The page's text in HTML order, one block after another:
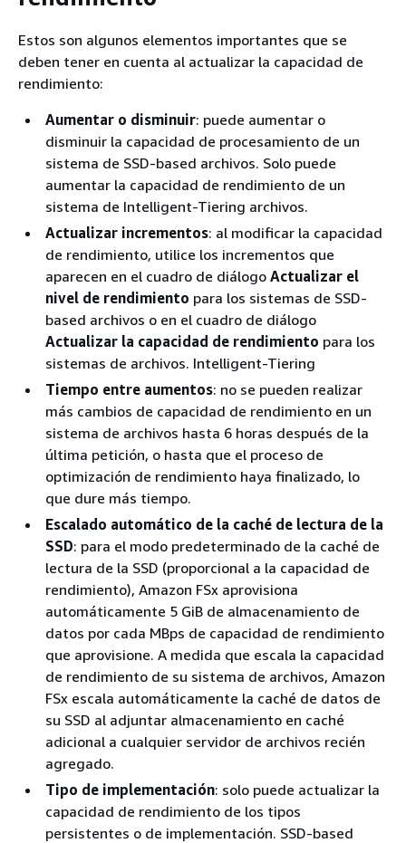
Estos son algunos elementos importantes que se
deben tener en cuenta al actualizar la capacidad de
rendimiento:
Aumentar o disminuir: puede aumentar o
disminuir la capacidad de procesamiento de un
sistema de SSD-based archivos. Solo puede
aumentar la capacidad de rendimiento de un
sistema de Intelligent-Tiering archivos.
Actualizar incrementos: al modificar la capacidad
de rendimiento, utilice los incrementos que
aparecen en el cuadro de diálogo Actualizar el
nivel de rendimiento para los sistemas de SSD-
based archivos o en el cuadro de diálogo
Actualizar la capacidad de rendimiento para los
sistemas de archivos. Intelligent-Tiering
Tiempo entre aumentos: no se pueden realizar
más cambios de capacidad de rendimiento en un
sistema de archivos hasta 6 horas después de la
última petición, o hasta que el proceso de
optimización de rendimiento haya finalizado, lo
que dure más tiempo.
Escalado automático de la caché de lectura de la
SSD: para el modo predeterminado de la caché de
lectura de la SSD (proporcional a la capacidad de
rendimiento), Amazon FSx aprovisiona
automáticamente 5 GiB de almacenamiento de
datos por cada MBps de capacidad de rendimiento
que aprovisione. A medida que escala la capacidad
de rendimiento de su sistema de archivos, Amazon
FSx escala automáticamente la caché de datos de
su SSD al adjuntar almacenamiento en caché
adicional a cualquier servidor de archivos recién
agregado.
Tipo de implementación: solo puede actualizar la
capacidad de rendimiento de los tipos
persistentes o de implementación. SSD-based